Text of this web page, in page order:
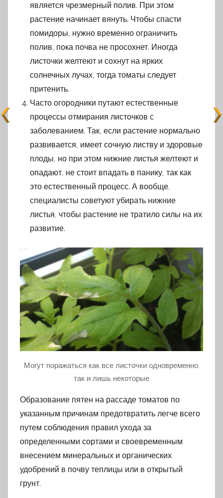
является чрезмерный полив. При этом
растение начинает вянуть. Чтобы спасти
помидоры, нужно временно ограничить
полив, пока почва не просохнет. Иногда
листочки желтеют и сохнут на ярких
солнечных лучах, тогда томаты следует
притенить.
Часто огородники путают естественные
процессы отмирания листочков с
заболеванием. Так, если растение нормально
развивается, имеет сочную листву и здоровые
плоды, но при этом нижние листья желтеют и
опадают, не стоит впадать в панику, так как
это естественный процесс. А вообще,
специалисты советуют убирать нижние
листья, чтобы растение не тратило силы на их
развитие.
Могут поражаться как все листочки одновременно,
так и лишь некоторые
Образование пятен на рассаде томатов по
указанным причинам предотвратить легче всего
путем соблюдения правил ухода за
определенными сортами и своевременным
внесением минеральных и органических
удобрений в почву теплицы или в открытый
грунт.